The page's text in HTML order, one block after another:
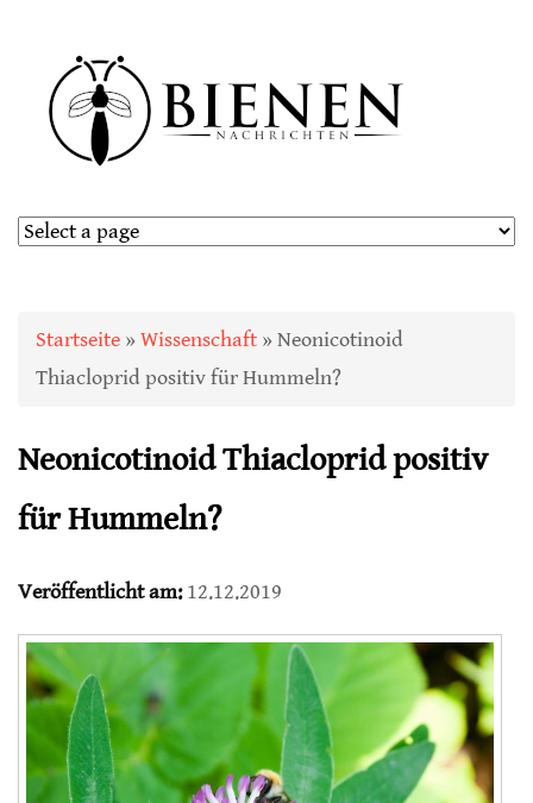
Sie sind hier
Startseite » Wissenschaft » Neonicotinoid
Thiacloprid positiv für Hummeln?
Neonicotinoid Thiacloprid positiv
für Hummeln?
Veröffentlicht am:12.12.2019